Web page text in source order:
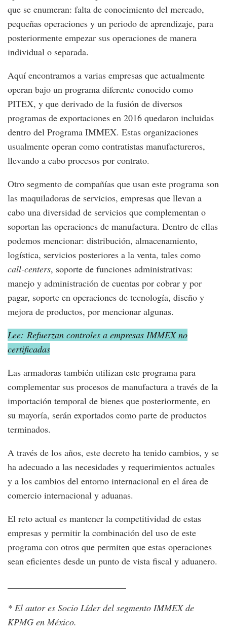
que se enumeran: falta de conocimiento del mercado,
pequeñas operaciones y un periodo de aprendizaje, para
posteriormente empezar sus operaciones de manera
individual o separada.
Aquí encontramos a varias empresas que actualmente
operan bajo un programa diferente conocido como
PITEX, y que derivado de la fusión de diversos
programas de exportaciones en 2016 quedaron incluidas
dentro del Programa IMMEX. Estas organizaciones
usualmente operan como contratistas manufactureros,
llevando a cabo procesos por contrato.
Otro segmento de compañías que usan este programa son
las maquiladoras de servicios, empresas que llevan a
cabo una diversidad de servicios que complementan o
soportan las operaciones de manufactura. Dentro de ellas
podemos mencionar: distribución, almacenamiento,
logística, servicios posteriores a la venta, tales como
call-centers, soporte de funciones administrativas:
manejo y administración de cuentas por cobrar y por
pagar, soporte en operaciones de tecnología, diseño y
mejora de productos, por mencionar algunas.
Lee: Refuerzan controles a empresas IMMEX no
certificadas
Las armadoras también utilizan este programa para
complementar sus procesos de manufactura a través de la
importación temporal de bienes que posteriormente, en
su mayoría, serán exportados como parte de productos
terminados.
A través de los años, este decreto ha tenido cambios, y se
ha adecuado a las necesidades y requerimientos actuales
y a los cambios del entorno internacional en el área de
comercio internacional y aduanas.
El reto actual es mantener la competitividad de estas
empresas y permitir la combinación del uso de este
programa con otros que permiten que estas operaciones
sean eficientes desde un punto de vista fiscal y aduanero.
* El autor es Socio Líder del segmento IMMEX de
KPMG en México.